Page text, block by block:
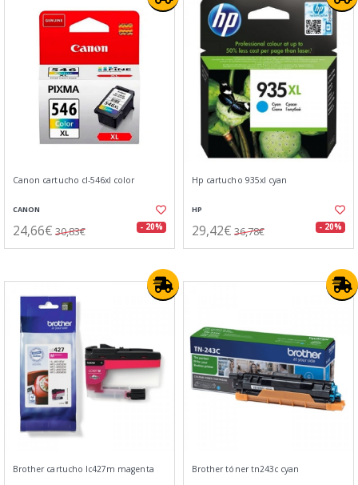
Canon cartucho cl-546xl color
CANON
24,66€ 30,83€ - 20%
Hp cartucho 935xl cyan
HP
29,42€ 36,78€ - 20%
Brother cartucho lc427m magenta Brother tóner tn243c cyan